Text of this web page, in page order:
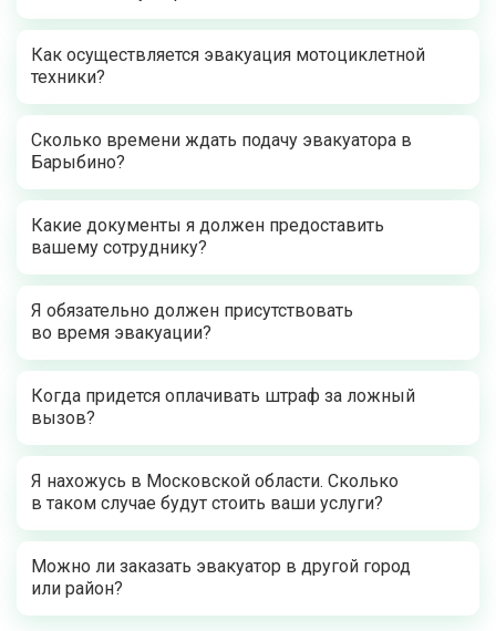
Как осуществляется эвакуация мотоциклетной
техники?
Сколько времени ждать подачу эвакуатора в
Барыбино?
Какие документы я должен предоставить
вашему сотруднику?
Я обязательно должен присутствовать
во время эвакуации?
Когда придется оплачивать штраф за ложный
вызов?
Я нахожусь в Московской области. Сколько
в таком случае будут стоить ваши услуги?
Можно ли заказать эвакуатор в другой город
или район?